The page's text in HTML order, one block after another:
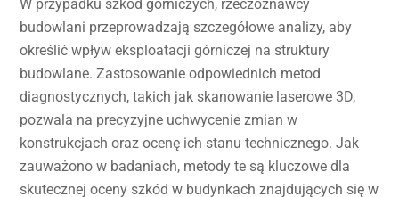
W przypadku szkód górniczych, rzeczoznawcy
budowlani przeprowadzają szczegółowe analizy, aby
określić wpływ eksploatacji górniczej na struktury
budowlane. Zastosowanie odpowiednich metod
diagnostycznych, takich jak skanowanie laserowe 3D,
pozwala na precyzyjne uchwycenie zmian w
konstrukcjach oraz ocenę ich stanu technicznego. Jak
zauważono w badaniach, metody te są kluczowe dla
skutecznej oceny szkód w budynkach znajdujących się w